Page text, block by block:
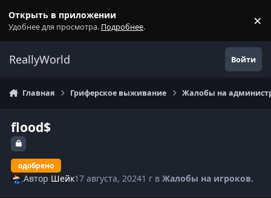
Открыть в приложении
Удобнее для просмотра. Подробнее. ×
ReallyWorld Войти
Главная Гриферское выживание Жалобы на
flood$
одобрено
Автор Шейк17 августа, 20241 г вЖалобы на игроков.